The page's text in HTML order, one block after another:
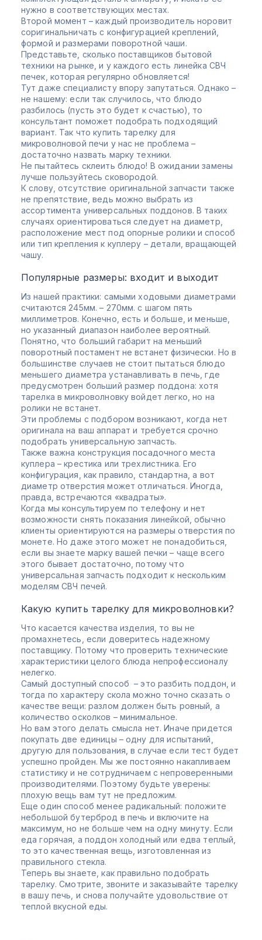
нужно в соответствующих местах.
Второй момент – каждый производитель норовит
соригинальничать с конфигурацией креплений,
формой и размерами поворотной чаши.
Представьте, сколько поставщиков бытовой
техники на рынке, и у каждого есть линейка СВЧ
печек, которая регулярно обновляется!
Тут даже специалисту впору запутаться. Однако –
не нашему: если так случилось, что блюдо
разбилось (пусть это будет к счастью), то
консультант поможет подобрать подходящий
вариант. Так что купить тарелку для
микроволновой печи у нас не проблема –
достаточно назвать марку техники.
Не пытайтесь склеить блюдо! В ожидании замены
лучше пользуйтесь сковородой.
К слову, отсутствие оригинальной запчасти также
не препятствие, ведь можно выбрать из
ассортимента универсальных поддонов. В таких
случаях ориентироваться следует на диаметр,
расположение мест под опорные ролики и способ
или тип крепления к куплеру – детали, вращающей
чашу.
Популярные размеры: входит и выходит
Из нашей практики: самыми ходовыми диаметрами
считаются 245мм. – 270мм. с шагом пять
миллиметров. Конечно, есть и больше, и меньше,
но указанный диапазон наиболее вероятный.
Понятно, что больший габарит на меньший
поворотный постамент не встанет физически. Но в
большинстве случаев не стоит пытаться блюдо
меньшего диаметра устанавливать в печь, где
предусмотрен больший размер поддона: хотя
тарелка в микроволновку войдет легко, но на
ролики не встанет.
Эти проблемы с подбором возникают, когда нет
оригинала на ваш аппарат и требуется срочно
подобрать универсальную запчасть.
Также важна конструкция посадочного места
куплера – крестика или трехлистника. Его
конфигурация, как правило, стандартна, а вот
диаметр отверстия может отличаться. Иногда,
правда, встречаются «квадраты».
Когда мы консультируем по телефону и нет
возможности снять показания линейкой, обычно
клиенты ориентируются на размеры отверстия по
монете. Но даже этого может не понадобиться,
если вы знаете марку вашей печки – чаще всего
этого бывает достаточно, потому что
универсальная запчасть подходит к нескольким
моделям СВЧ печей.
Какую купить тарелку для микроволновки?
Что касается качества изделия, то вы не
промахнетесь, если доверитесь надежному
поставщику. Потому что проверить технические
характеристики целого блюда непрофессионалу
нелегко.
Самый доступный способ – это разбить поддон, и
тогда по характеру скола можно точно сказать о
качестве вещи: разлом должен быть ровный, а
количество осколков – минимальное.
Но вам этого делать смысла нет. Иначе придется
покупать две единицы – одну для испытаний,
другую для пользования, в случае если тест будет
успешно пройден. Мы же постоянно накапливаем
статистику и не сотрудничаем с непроверенными
производителями. Поэтому будьте уверены:
плохую вещь вам тут не предложим.
Еще один способ менее радикальный: положите
небольшой бутерброд в печь и включите на
максимум, но не больше чем на одну минуту. Если
еда горячая, а поддон холодный или едва теплый,
то это качественная вещь, изготовленная из
правильного стекла.
Теперь вы знаете, как правильно подобрать
тарелку. Смотрите, звоните и заказывайте тарелку
в вашу печь, и снова получайте удовольствие от
теплой вкусной еды.